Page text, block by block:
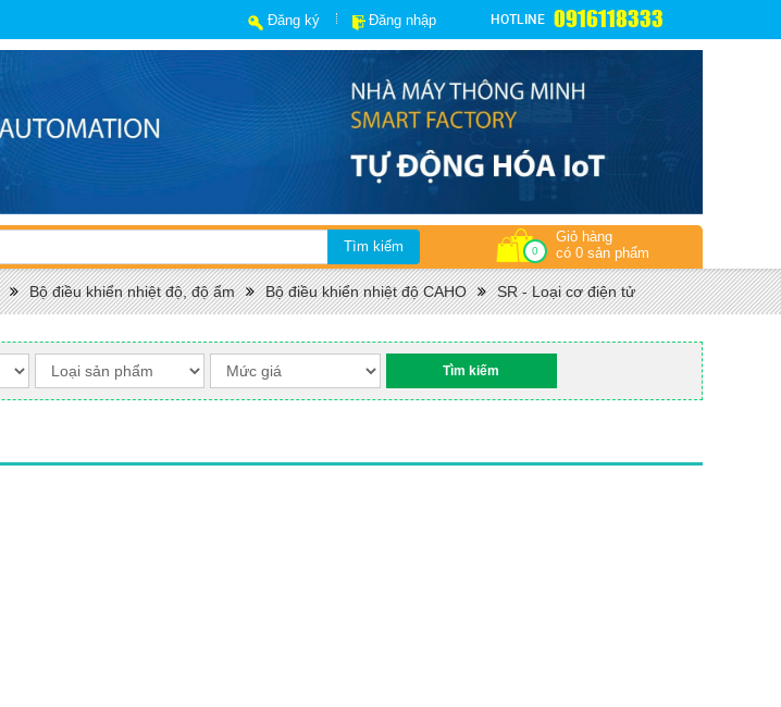
Đăng ký Đăng nhập HOTLINE 0916118333
0
Giỏ hàng
có 0 sản phẩm
Bộ điều khiển nhiệt độ, độ ẩm Bộ điều khiển nhiệt độ CAHO SR - Loại cơ điện tử